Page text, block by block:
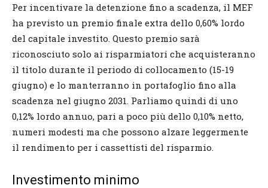
Per incentivare la detenzione fino a scadenza, il MEF
ha previsto un premio finale extra dello 0,60% lordo
del capitale investito. Questo premio sarà
riconosciuto solo ai risparmiatori che acquisteranno
il titolo durante il periodo di collocamento (15-19
giugno) e lo manterranno in portafoglio fino alla
scadenza nel giugno 2031. Parliamo quindi di uno
0,12% lordo annuo, pari a poco più dello 0,10% netto,
numeri modesti ma che possono alzare leggermente
il rendimento per i cassettisti del risparmio.
Investimento minimo